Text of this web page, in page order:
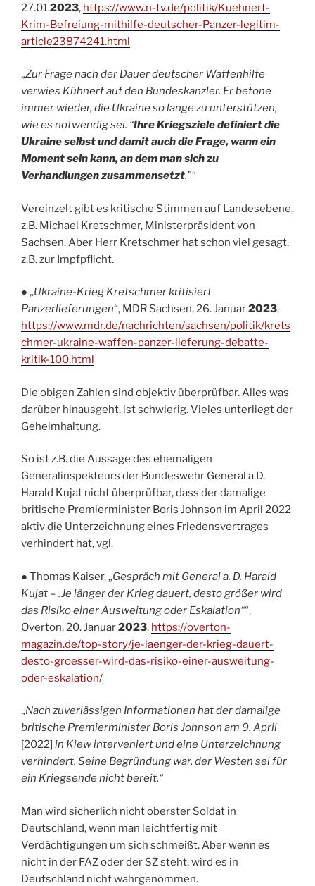
27.01.2023, https://www.n-tv.de/politik/Kuehnert-
Krim-Befreiung-mithilfe-deutscher-Panzer-legitim-
article23874241.html
„Zur Frage nach der Dauer deutscher Waffenhilfe
verwies Kühnert auf den Bundeskanzler. Er betone
immer wieder, die Ukraine so lange zu unterstützen,
wie es notwendig sei. “Ihre Kriegsziele definiert die
Ukraine selbst und damit auch die Frage, wann ein
Moment sein kann, an dem man sich zu
Verhandlungen zusammensetzt.”“
Vereinzelt gibt es kritische Stimmen auf Landesebene,
z.B. Michael Kretschmer, Ministerpräsident von
Sachsen. Aber Herr Kretschmer hat schon viel gesagt,
z.B. zur Impfpflicht.
● „Ukraine-Krieg Kretschmer kritisiert
Panzerlieferungen“, MDR Sachsen, 26. Januar2023,
https://www.mdr.de/nachrichten/sachsen/politik/krets
chmer-ukraine-waffen-panzer-lieferung-debatte-
kritik-100.html
Die obigen Zahlen sind objektiv überprüfbar. Alles was
darüber hinausgeht, ist schwierig. Vieles unterliegt der
Geheimhaltung.
So ist z.B. die Aussage des ehemaligen
Generalinspekteurs der Bundeswehr General a.D.
Harald Kujat nicht überprüfbar, dass der damalige
britische Premierminister Boris Johnson im April 2022
aktiv die Unterzeichnung eines Friedensvertrages
verhindert hat, vgl.
● Thomas Kaiser, „Gespräch mit General a. D. Harald
Kujat – „Je länger der Krieg dauert, desto größer wird
das Risiko einer Ausweitung oder Eskalation““,
Overton, 20. Januar2023, https://overton-
magazin.de/top-story/je-laenger-der-krieg-dauert-
desto-groesser-wird-das-risiko-einer-ausweitung-
oder-eskalation/
„Nach zuverlässigen Informationen hat der damalige
britische Premierminister Boris Johnson am 9. April
[2022] in Kiew interveniert und eine Unterzeichnung
verhindert. Seine Begründung war, der Westen sei für
ein Kriegsende nicht bereit.“
Man wird sicherlich nicht oberster Soldat in
Deutschland, wenn man leichtfertig mit
Verdächtigungen um sich schmeißt. Aber wenn es
nicht in der FAZ oder der SZ steht, wird es in
Deutschland nicht wahrgenommen.